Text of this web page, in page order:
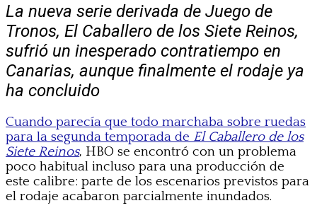
La nueva serie derivada de Juego de
Tronos, El Caballero de los Siete Reinos,
sufrió un inesperado contratiempo en
Canarias, aunque finalmente el rodaje ya
ha concluido
Cuando parecía que todo marchaba sobre ruedas
para la segunda temporada de El Caballero de los
Siete Reinos, HBO se encontró con un problema
poco habitual incluso para una producción de
este calibre: parte de los escenarios previstos para
el rodaje acabaron parcialmente inundados.